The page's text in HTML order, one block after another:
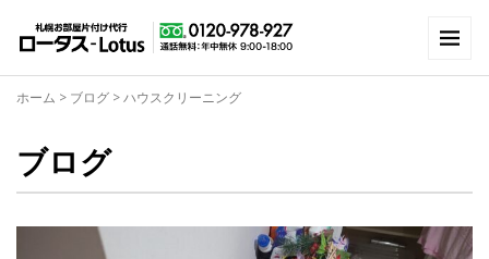
ホーム > ブログ >ハウスクリーニング
ブログ